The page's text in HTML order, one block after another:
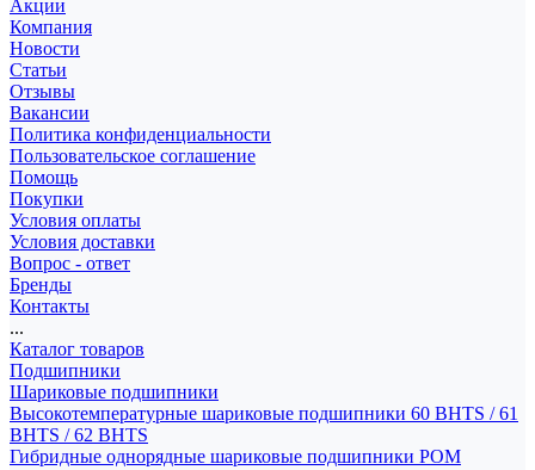
Акции
Компания
Новости
Статьи
Отзывы
Вакансии
Политика конфиденциальности
Пользовательское соглашение
Помощь
Покупки
Условия оплаты
Условия доставки
Вопрос - ответ
Бренды
Контакты
...
Каталог товаров
Подшипники
Шариковые подшипники
Высокотемпературные шариковые подшипники 60 BHTS / 61
BHTS / 62 BHTS
Гибридные однорядные шариковые подшипники POM